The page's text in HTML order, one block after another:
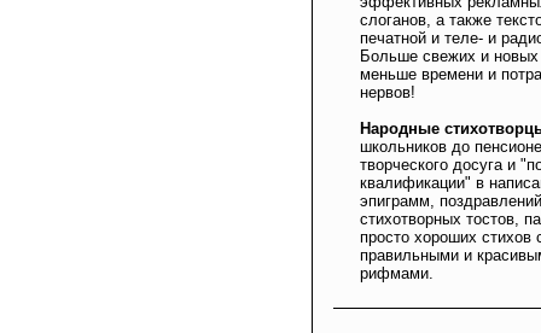
слоганов, а также
печатной и теле- и
Больше свежих и новых
меньше времени и
нервов!
Народные
школьников до
творческого досуга и
квалификации" в
эпиграмм,
стихотворных тостов,
просто хороших стихов
правильными и
рифмами.